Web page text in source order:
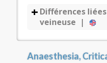
Différences
veineuse |
Anaesthesia,